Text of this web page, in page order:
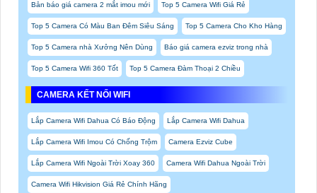
Bản báo giá camera 2 mắt imou mới Top 5 Camera Wifi Giá Rẻ
Top 5 Camera Có Màu Ban Đêm Siêu Sáng Top 5 Camera Cho Kho Hàng
Top 5 Camera nhà Xưởng Nên Dùng Báo giá camera ezviz trong nhà
Top 5 Camera Wifi 360 Tốt Top 5 Camera Đàm Thoại 2 Chiều
CAMERA KẾT NỐI WIFI
Lắp Camera Wifi Dahua Có Báo Động Lắp Camera Wifi Dahua
Lắp Camera Wifi Imou Có Chống Trộm Camera Ezviz Cube
Lắp Camera Wifi Ngoài Trời Xoay 360 Camera Wifi Dahua Ngoài Trời
Camera Wifi Hikvision Giá Rẻ Chính Hãng